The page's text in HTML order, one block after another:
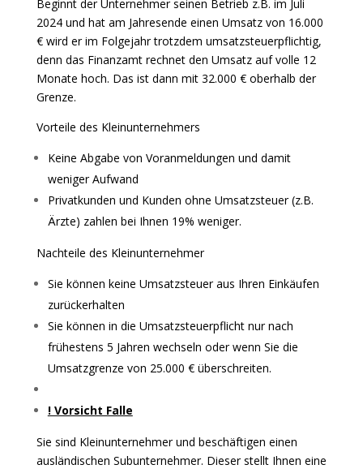
Beginnt der Unternehmer seinen Betrieb z.B. im Juli
2024 und hat am Jahresende einen Umsatz von 16.000
€ wird er im Folgejahr trotzdem umsatzsteuerpflichtig,
denn das Finanzamt rechnet den Umsatz auf volle 12
Monate hoch. Das ist dann mit 32.000 € oberhalb der
Grenze.
Vorteile des Kleinunternehmers
Keine Abgabe von Voranmeldungen und damit
weniger Aufwand
Privatkunden und Kunden ohne Umsatzsteuer (z.B.
Ärzte) zahlen bei Ihnen 19% weniger.
Nachteile des Kleinunternehmer
Sie können keine Umsatzsteuer aus Ihren Einkäufen
zurückerhalten
Sie können in die Umsatzsteuerpflicht nur nach
frühestens 5 Jahren wechseln oder wenn Sie die
Umsatzgrenze von 25.000 € überschreiten.
! Vorsicht Falle
Sie sind Kleinunternehmer und beschäftigen einen
ausländischen Subunternehmer. Dieser stellt Ihnen eine